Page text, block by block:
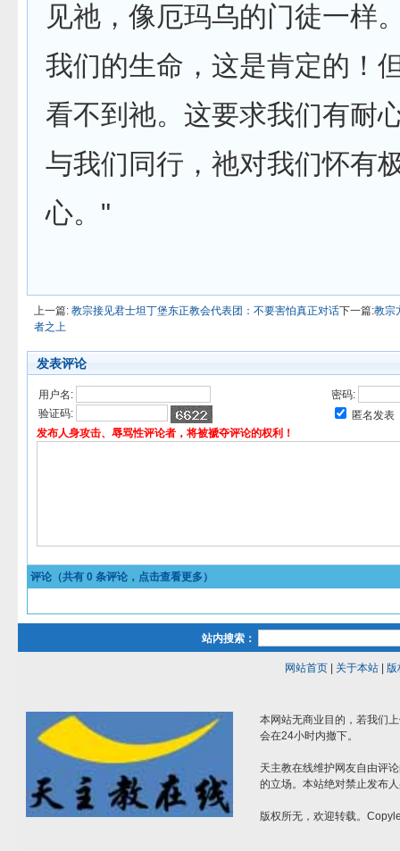
见祂，像厄玛乌的门徒一样­
我们的生命，这是肯定的！
看不到祂。这要求我们有耐
与我们同行，祂对我们怀有
心。"
上一篇: 教宗接见君士坦丁堡东正教会代表团：不要害怕真正对话下一篇:教宗
者之上
发表评论
用户名:
密码:
验证码:
匿名发表
发布人身攻击、辱骂性评论者，将被褫夺评论的权利！
评论（共有 0 条评论，点击查看更多）
站内搜索：
网站首页| 关于本站| 版
本网站无商业目的，若我们
会在24小时内撤下。
天主教在线维护网友自由评
的立场。本站绝对禁止发布
版权所无，欢迎转载。